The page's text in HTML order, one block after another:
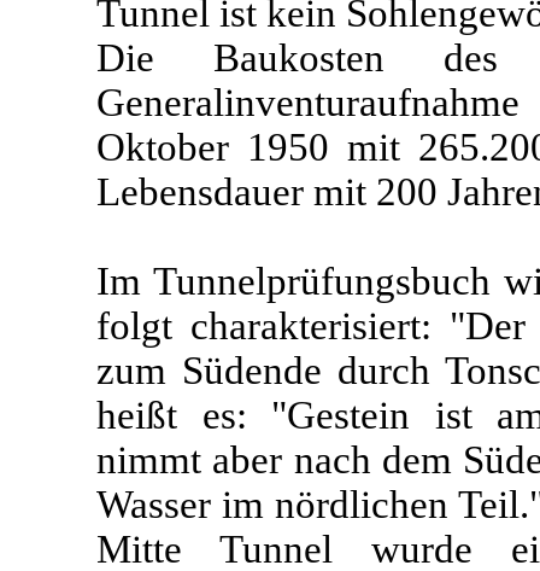
Tunnel ist kein
Die Baukosten
Oktober 1950 mit
Lebensdauer mit 200
Im Tunnelprüfungsbuch
folgt charakterisiert:
zum Südende durch
heißt es: "Gestein ist
nimmt aber nach dem
Wasser im nördlichen
Mitte Tunnel wurde